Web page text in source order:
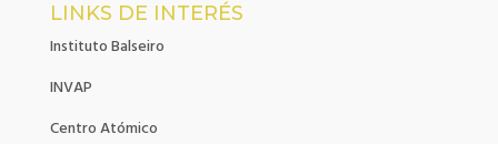
LINKS DE INTERÉS
Instituto Balseiro
INVAP
Centro Atómico